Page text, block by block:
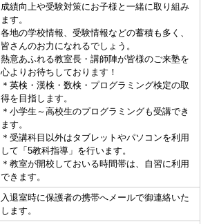
成績向上や受験対策にお子様と一緒に取り組み
ます。
各地の学校情報、受験情報などの蓄積も多く、
皆さんのお力になれるでしょう。
熱意あふれる教室長・講師陣が皆様のご来塾を
心よりお待ちしております！
＊英検・漢検・数検・プログラミング検定の取
得を目指します。
＊小学生～高校生のプログラミングも受講でき
ます。
＊受講科目以外はタブレットやパソコンを利用
して「5教科指導」を行います。
＊教室が開校しておいる時間帯は、自習に利用
できます。
入退室時に保護者の携帯へメールで御連絡いた
します。